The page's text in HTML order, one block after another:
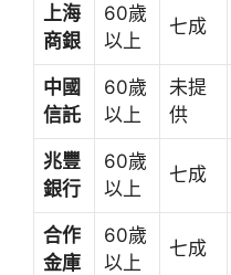
上海
商銀
60歲
以上
七成
中國
信託
60歲
以上
未提
供
兆豐
銀行
60歲
以上
七成
合作
金庫
60歲
以上
七成